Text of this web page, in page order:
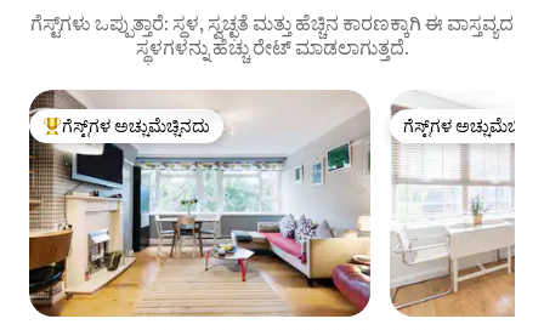
ಗೆಸ್ಟ್‌ಗಳು ಒಪ್ಪುತ್ತಾರೆ: ಸ್ಥಳ, ಸ್ವಚ್ಛತೆ ಮತ್ತು ಹೆಚ್ಚಿನ ಕಾರಣಕ್ಕಾಗಿ ಈ ವಾಸ್ತವ್ಯದ
ಸ್ಥಳಗಳನ್ನು ಹೆಚ್ಚು ರೇಟ್ ಮಾಡಲಾಗುತ್ತದೆ.
ಗೆಸ್ಟ್‌ಗಳಿಗೆ ಅತಿ ಹೆಚ್ಚು ಅಚ್ಚುಮೆಚ್ಚಿನದು
ಗೆಸ್ಟ್‌ಗಳ ಅಚ್ಚುಮೆಚ್ಚಿನದು ಗೆಸ್ಟ್‌ಗಳ
ಗೆಸ್ಟ್‌ಗಳ